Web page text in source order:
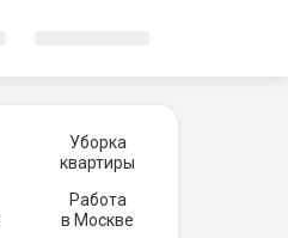
Уборка
квартиры
Работа
в Москве